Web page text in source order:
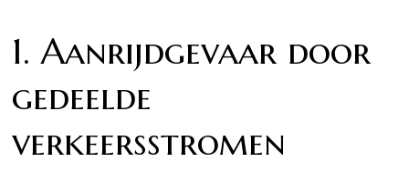
1. Aanrijdgevaar door
gedeelde
verkeersstromen